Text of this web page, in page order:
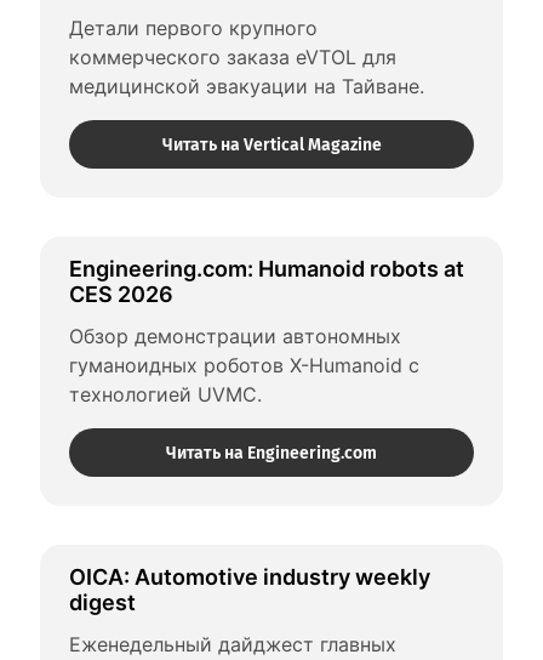
Детали первого крупного
коммерческого заказа eVTOL для
медицинской эвакуации на Тайване.
Читать на Vertical Magazine
Engineering.com: Humanoid robots at
CES 2026
Обзор демонстрации автономных
гуманоидных роботов X-Humanoid с
технологией UVMC.
Читать на Engineering.com
OICA: Automotive industry weekly
digest
Еженедельный дайджест главных